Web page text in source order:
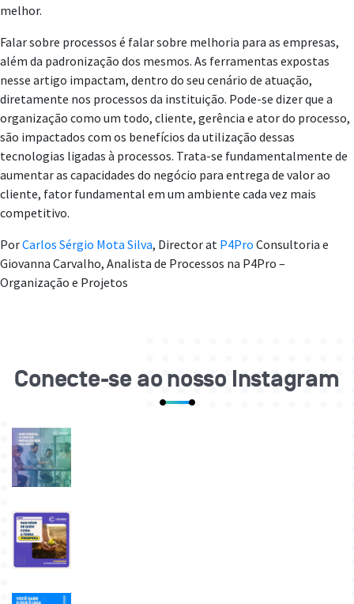
melhor.
Falar sobre processos é falar sobre melhoria para as empresas,
além da padronização dos mesmos. As ferramentas expostas
nesse artigo impactam, dentro do seu cenário de atuação,
diretamente nos processos da instituição. Pode-se dizer que a
organização como um todo, cliente, gerência e ator do processo,
são impactados com os benefícios da utilização dessas
tecnologias ligadas à processos. Trata-se fundamentalmente de
aumentar as capacidades do negócio para entrega de valor ao
cliente, fator fundamental em um ambiente cada vez mais
competitivo.
PorCarlos Sérgio Mota Silva, Director at P4Pro Consultoria e
Giovanna Carvalho, Analista de Processos na P4Pro –
Organização e Projetos
Conecte-se ao nosso Instagram